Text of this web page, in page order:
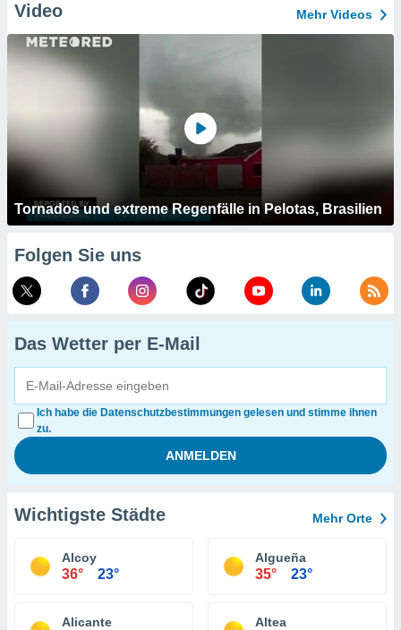
Video Mehr Videos
Tornados und extreme Regenfälle in Pelotas, Brasilien
Folgen Sie uns
Das Wetter per E-Mail
Ich habe die Datenschutzbestimmungen gelesen und stimme ihnen
zu.
Wichtigste Städte Mehr Orte
Alcoy
36° 23°
Algueña
35° 23°
Alicante Altea